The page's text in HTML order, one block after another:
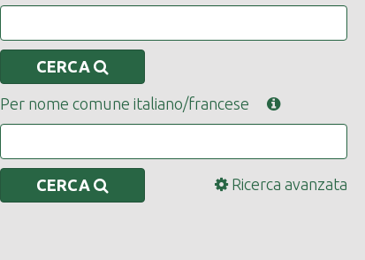
CERCA
Per nome comune italiano/francese
CERCA Ricerca avanzata